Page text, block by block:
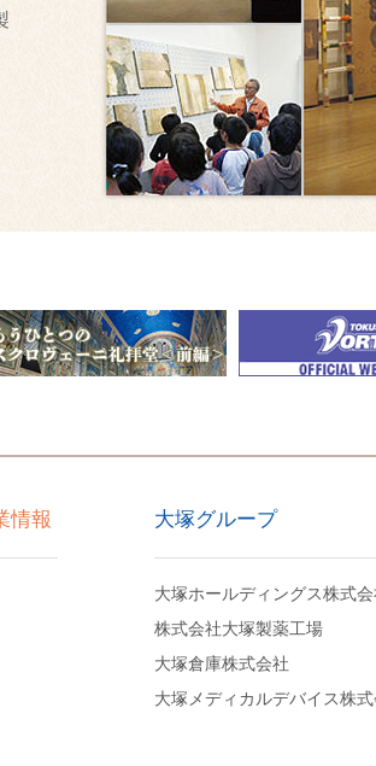
情報 大塚グループ
大塚ホールディングス株式
株式会社大塚製薬工場
大塚倉庫株式会社
大塚メディカルデバイス株